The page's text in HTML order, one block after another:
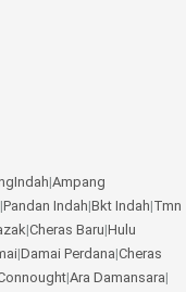
|Ampang
|Pandan Indah|Bkt Indah|Tmn
|Cheras Baru|Hulu
|Damai Perdana|Cheras
|Ara Damansara|